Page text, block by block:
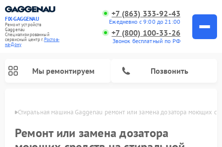
FIX-GAGGENAU
Ремонт устройств
Gaggenau
Специализированный
cервисный центр г.Ростов-
на-Дону
+7 (863) 333-92-43
Ежедневно с 9:00 до 21:00
+7 (800) 100-33-26
Звонок бесплатный по РФ
Мы ремонтируем Позвонить
Стиральная машина Gaggenau ремонт или замена дозатора моющих
Ремонт или замена дозатора